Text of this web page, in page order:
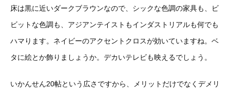
床は黒に近いダークブラウンなので、シックな色調の家具も、ビ
ビットな色調も、アジアンテイストもインダストリアルも何でも
ハマります。ネイビーのアクセントクロスが効いていますね。ベ
タに絵とか飾りましょうか。デカいテレビも映えるでしょう。
いかんせん20帖という広さですから、メリットだけでなくデメリ